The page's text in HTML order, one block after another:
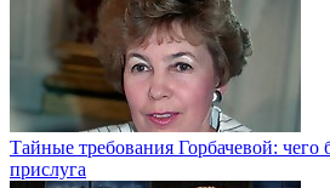
Тайные требования Горбачевой: чего
прислуга